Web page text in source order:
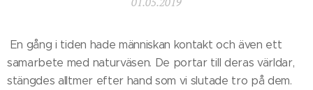
En gång i tiden hade människan kontakt och även ett
samarbete med naturväsen. De portar till deras världar,
stängdes alltmer efter hand som vi slutade tro på dem.